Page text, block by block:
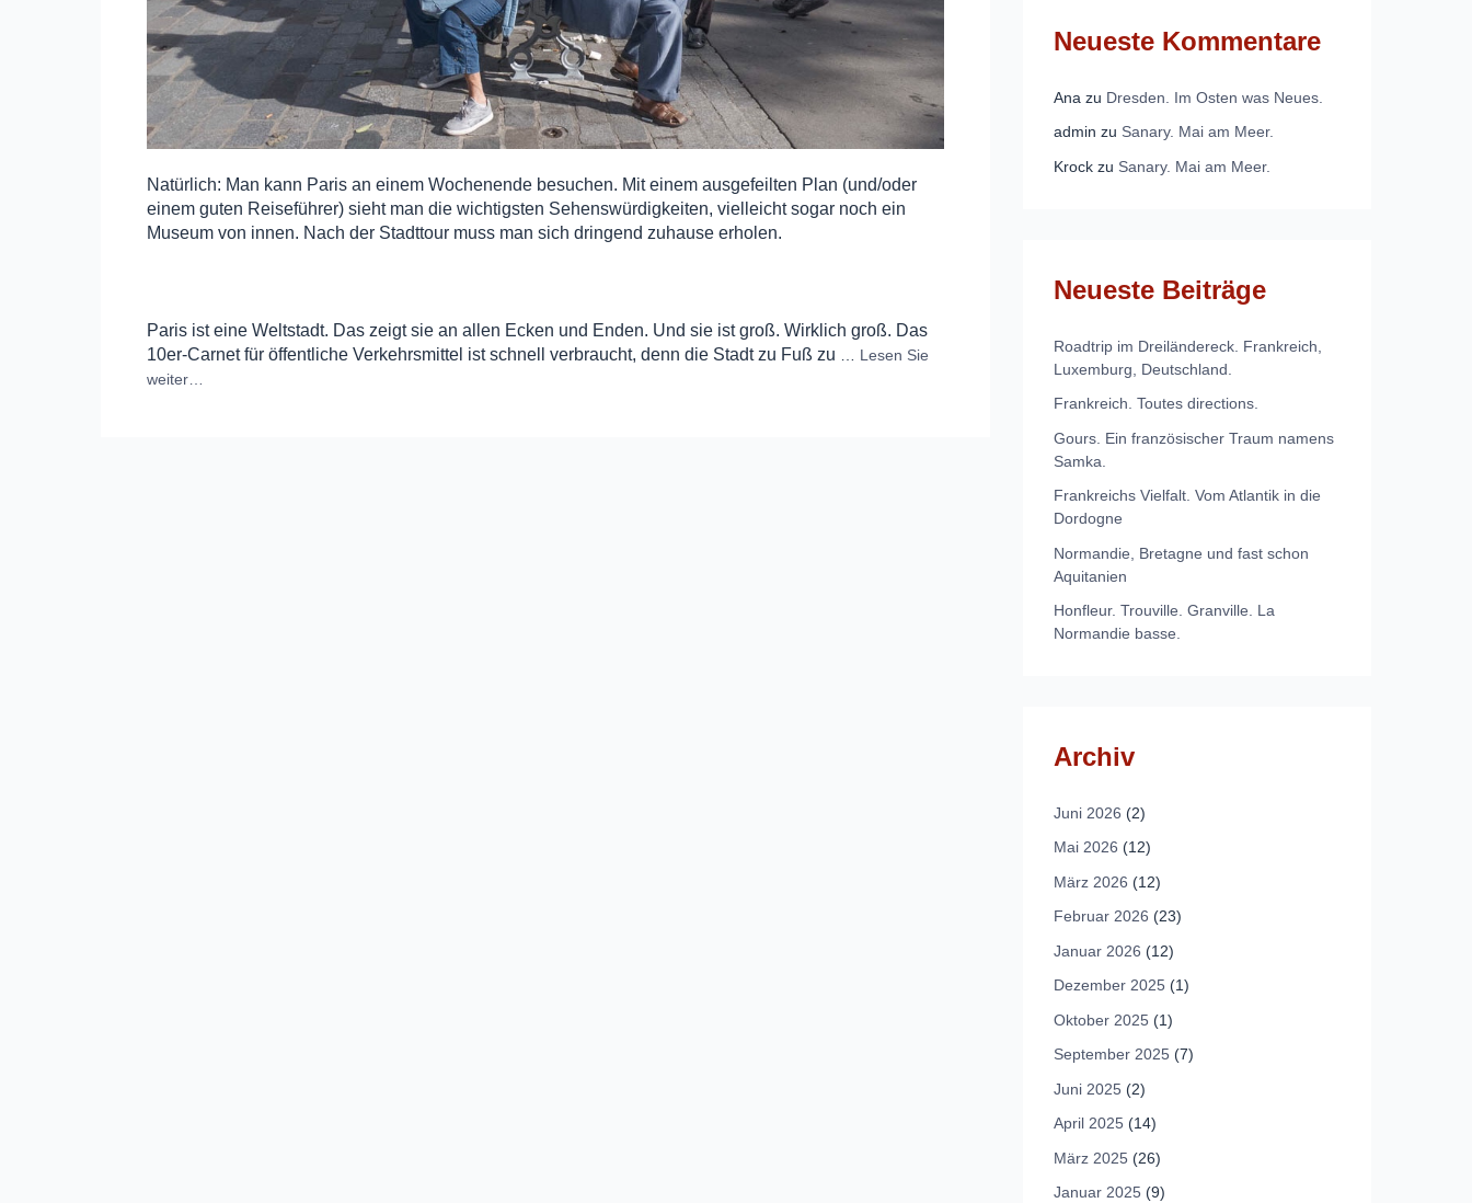
Natürlich: Man kann Paris an einem Wochenende besuchen. Mit einem ausgefeilten Plan (und/oder
einem guten Reiseführer) sieht man die wichtigsten Sehenswürdigkeiten, vielleicht sogar noch ein
Museum von innen. Nach der Stadttour muss man sich dringend zuhause erholen.
Paris ist eine Weltstadt. Das zeigt sie an allen Ecken und Enden. Und sie ist groß. Wirklich groß. Das
10er-Carnet für öffentliche Verkehrsmittel ist schnell verbraucht, denn die Stadt zu Fuß zu
Lesen Sie
weiter…
Neueste Kommentare
Ana zu Dresden. Im Osten was Neues.
admin zu Sanary. Mai am Meer.
Krock zu Sanary. Mai am Meer.
Neueste Beiträge
Roadtrip im Dreiländereck. Frankreich,
Luxemburg, Deutschland.
Frankreich. Toutes directions.
Gours. Ein französischer Traum namens
Samka.
Frankreichs Vielfalt. Vom Atlantik in die
Dordogne
Normandie, Bretagne und fast schon
Aquitanien
Honfleur. Trouville. Granville. La
Normandie basse.
Archiv
Juni 2026 (2)
Mai 2026 (12)
März 2026 (12)
Februar 2026 (23)
Januar 2026 (12)
Dezember 2025 (1)
Oktober 2025 (1)
September 2025 (7)
Juni 2025 (2)
April 2025 (14)
März 2025 (26)
Januar 2025 (9)